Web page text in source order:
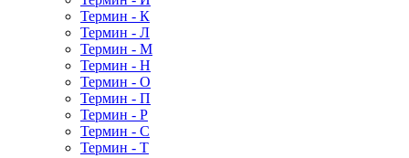
Термин - К
Термин - Л
Термин - М
Термин - Н
Термин - О
Термин - П
Термин - Р
Термин - С
Термин - Т